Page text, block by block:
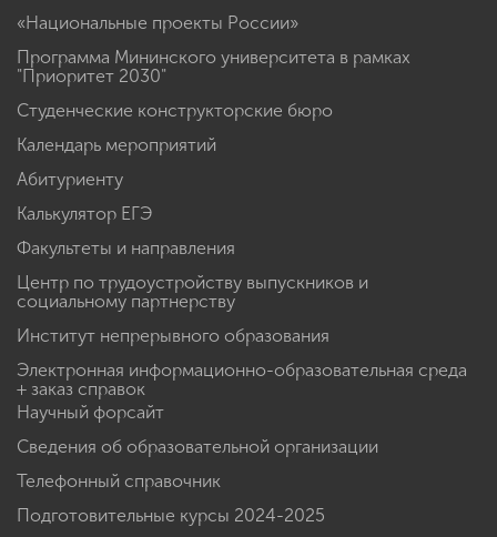
«Национальные проекты России»
Программа Мининского университета в рамках
"Приоритет 2030"
Студенческие конструкторские бюро
Календарь мероприятий
Абитуриенту
Калькулятор ЕГЭ
Факультеты и направления
Центр по трудоустройству выпускников и
социальному партнерству
Институт непрерывного образования
Электронная информационно-образовательная среда
+ заказ справок
Научный форсайт
Сведения об образовательной организации
Телефонный справочник
Подготовительные курсы 2024-2025